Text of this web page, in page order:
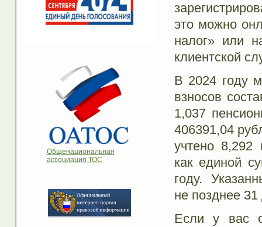
Общенациональная
ассоциация ТОС
это можно
налог» или
клиентской
В 2024 году
взносов
1,037
406391,04
учтено 8,292
как единой
году.
не позднее
Если у вас